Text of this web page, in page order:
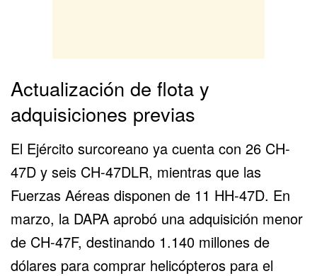
Actualización de flota y
adquisiciones previas
El Ejército surcoreano ya cuenta con 26 CH-
47D y seis CH-47DLR, mientras que las
Fuerzas Aéreas disponen de 11 HH-47D. En
marzo, la DAPA aprobó una adquisición menor
de CH-47F, destinando 1.140 millones de
dólares para comprar helicópteros para el